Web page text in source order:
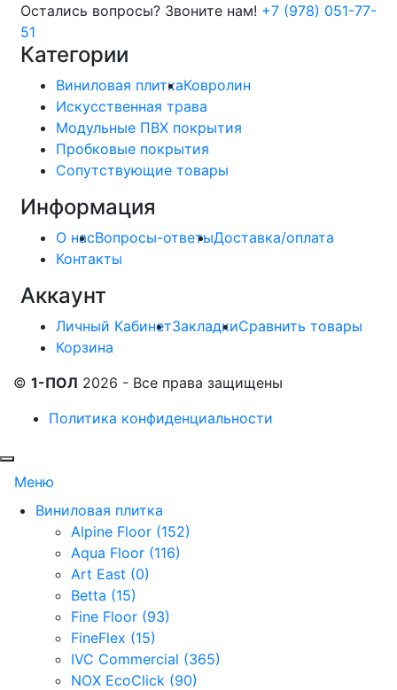
Остались вопросы? Звоните нам! +7 (978) 051-77-
51
Категории
Виниловая плиткаКовролин
Искусственная трава
Модульные ПВХ покрытия
Пробковые покрытия
Сопутствующие товары
Информация
О насВопросы-ответыДоставка/оплата
Контакты
Аккаунт
Личный КабинетЗакладкиСравнить товары
Корзина
© 1-ПОЛ 2026 - Все права защищены
Политика конфиденциальности
Меню
Виниловая плитка
Alpine Floor (152)
Aqua Floor (116)
Art East (0)
Betta (15)
Fine Floor (93)
FineFlex (15)
IVC Commercial (365)
NOX EcoClick (90)